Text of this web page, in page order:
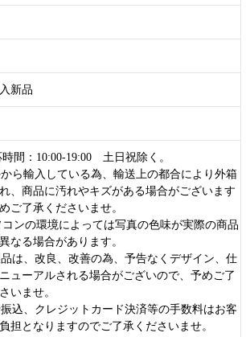
新品
間：10:00-19:00 土日祝除く。
ら輸入している為、輸送上の都合により外箱
、商品に汚れやキズがある場合がございます
ご了承くださいませ。
ンの環境によっては写真の色味が実際の商品
なる場合があります。
は、改良、改善の為、予告なくデザイン、仕
ューアルされる場合がございので、予めご了
いませ。
込、クレジットカード決済等の手数料はお客
担となりますのでご了承くださいませ。